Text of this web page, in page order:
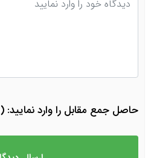
حاصل جمع مقابل را وارد نمایید: (5 + 4)